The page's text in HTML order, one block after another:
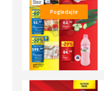
Pogledajte